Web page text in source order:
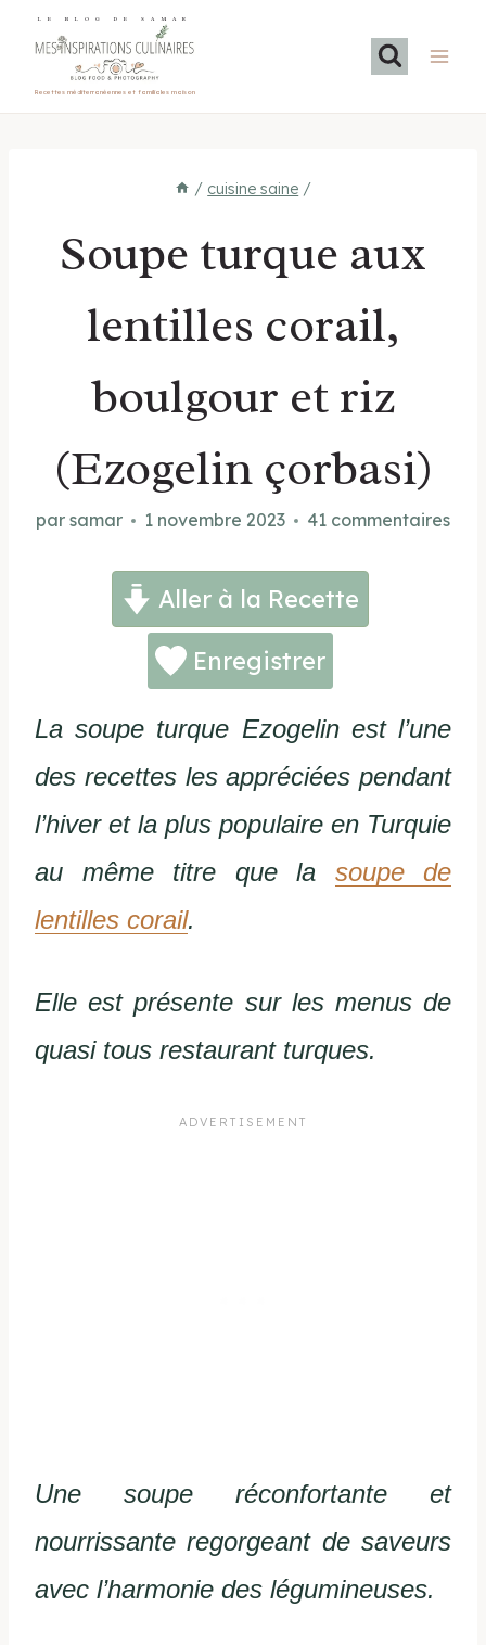
LE BLOG DE SAMAR
Recettes méditerranéennes et familiales maison
/ cuisine saine /
Soupe turque aux
lentilles corail,
boulgour et riz
(Ezogelin çorbasi)
par samar 1 novembre 2023 41 commentaires
Aller à la Recette
Enregistrer
La soupe turque Ezogelin est l’une
des recettes les appréciées pendant
l’hiver et la plus populaire en Turquie
au même titre que la soupe de
lentilles corail.
Elle est présente sur les menus de
quasi tous restaurant turques.
Une soupe réconfortante et
nourrissante regorgeant de saveurs
avec l’harmonie des légumineuses.